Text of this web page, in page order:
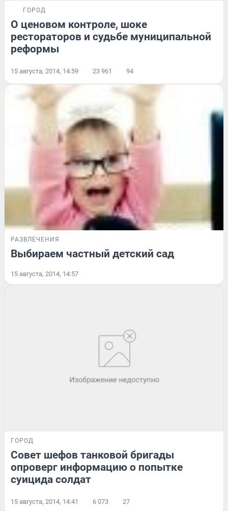
ГОРОД
О ценовом контроле, шоке
рестораторов и судьбе муниципальной
реформы
15 августа, 2014, 14:59 23 961 94
РАЗВЛЕЧЕНИЯ
Выбираем частный детский сад
15 августа, 2014, 14:57
ГОРОД
Совет шефов танковой бригады
опроверг информацию о попытке
суицида солдат
15 августа, 2014, 14:41 6 073 27